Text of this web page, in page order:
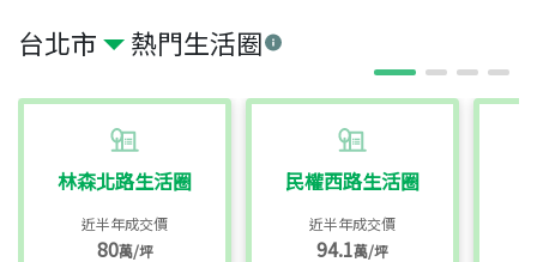
台北市 熱門生活圈
林森北路生活圈
近半年成交價
80萬/坪
民權西路生活圈
近半年成交價
94.1萬/坪